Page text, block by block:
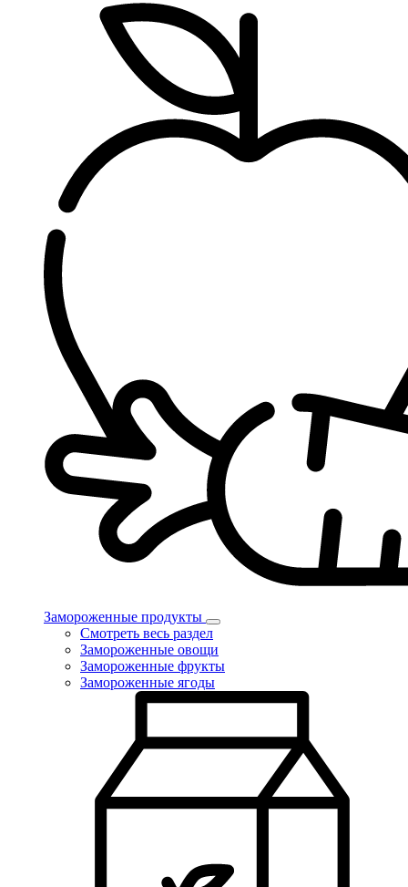
Замороженные продукты
Смотреть весь раздел
Замороженные овощи
Замороженные фрукты
Замороженные ягоды